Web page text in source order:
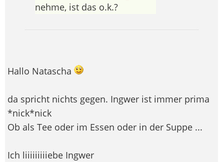
nehme, ist das o.k.?
Hallo Natascha
da spricht nichts gegen. Ingwer ist immer prima
*nick*nick
Ob als Tee oder im Essen oder in der Suppe ...
Ich liiiiiiiiiebe Ingwer